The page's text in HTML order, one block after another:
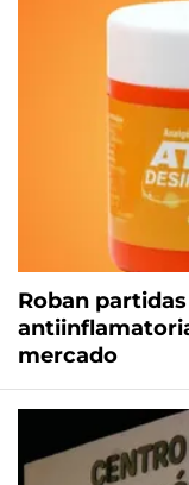
Roban
mercado